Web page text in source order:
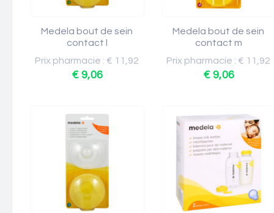
Medela bout de sein
contact l
Prix pharmacie : € 11,92
€ 9,06
Medela bout de sein
contact m
Prix pharmacie : € 11,92
€ 9,06